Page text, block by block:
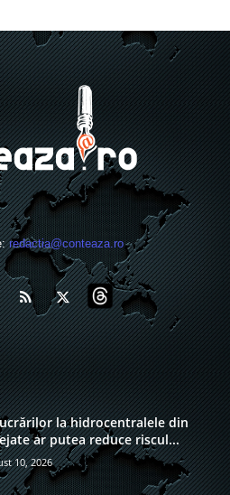
redactia@conteaza.ro
la hidrocentralele din
ar putea reduce riscul...
10, 2026